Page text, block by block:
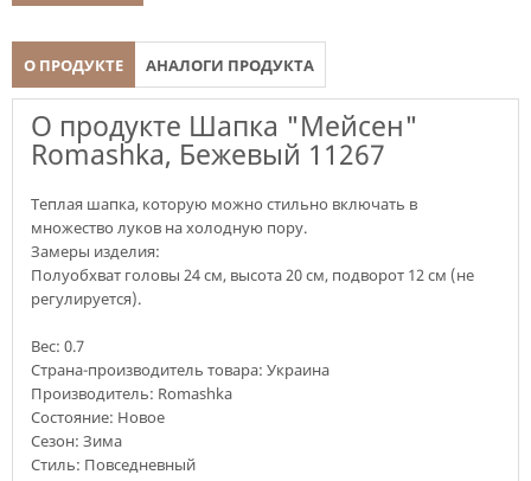
О ПРОДУКТЕ АНАЛОГИ ПРОДУКТА
О продукте Шапка "Мейсен"
Romashka, Бежевый 11267
Теплая шапка, которую можно стильно включать в
множество луков на холодную пору.
Замеры изделия:
Полуобхват головы 24 см, высота 20 см, подворот 12 см (не
регулируется).
Вес: 0.7
Страна-производитель товара: Украина
Производитель: Romashka
Состояние: Новое
Сезон: Зима
Стиль: Повседневный